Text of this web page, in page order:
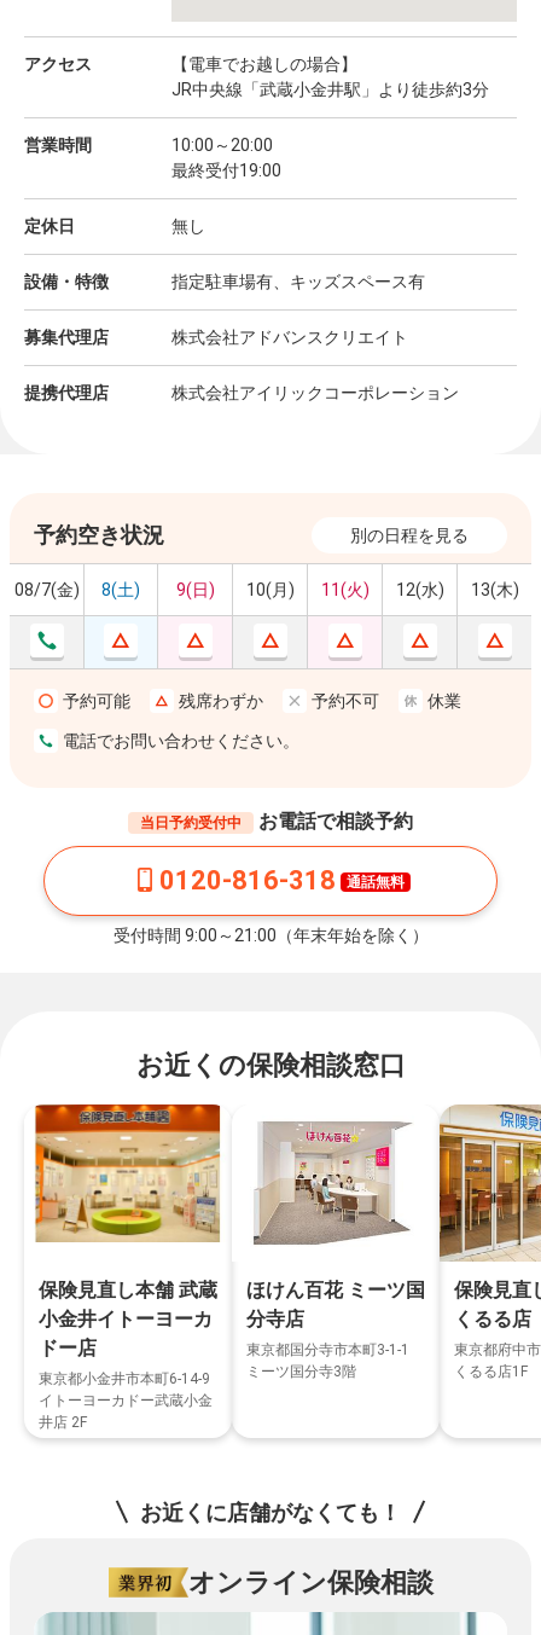
アクセス
【電車でお越しの場合】
JR中央線「武蔵小金井駅」より徒歩約3分
営業時間
10:00～20:00
最終受付19:00
定休日 無し
設備・特徴 指定駐車場有、キッズスペース有
募集代理店 株式会社アドバンスクリエイト
提携代理店 株式会社アイリックコーポレーション
予約空き状況 別の日程を見る
08/7(金) 8(土) 9(日) 10(月) 11(火) 12(水) 13(木)
予約可能 残席わずか 予約不可 休業
電話でお問い合わせください。
当日予約受付中 お電話で相談予約
0120-816-318 通話無料
受付時間 9:00～21:00（年末年始を除く）
お近くの保険相談窓口
保険見直し本舗 武蔵
小金井イトーヨーカ
ドー店
東京都小金井市本町6-14-9
イトーヨーカドー武蔵小金
井店 2F
ほけん百花 ミーツ国
分寺店
東京都国分寺市本町3-1-1
ミーツ国分寺3階
保険見直
くるる店
東京都府中
くるる店1F
お近くに店舗がなくても！
オンライン保険相談